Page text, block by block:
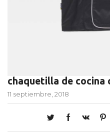
chaquetilla de cocina
11 septiembre, 2018